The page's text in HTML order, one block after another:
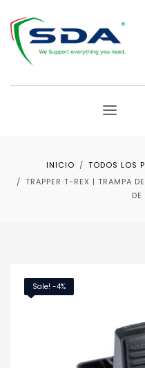
INICIO TODOS LOS
TRAPPER T-REX | TRAMPA
Sale! -4%